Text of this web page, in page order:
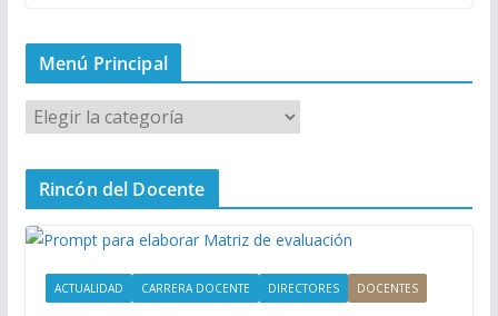
Menú Principal
M
n
P
Rincón del Docente
ACTUALIDAD CARRERA DOCENTE DIRECTORES DOCENTES